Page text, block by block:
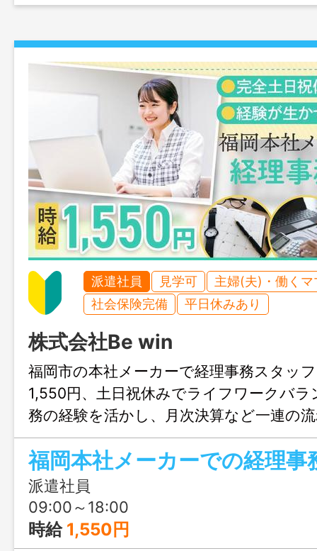
派遣社員 見学可
主婦(夫)・働くマ
社会保険完備
平日休みあり
株式会社Be win
福岡市の本社メーカーで経理事務スタッ
1,550円、土日祝休みでライフワークバ
務の経験を活かし、月次決算など一連の
ができます。お問合せのみも大歓迎、ま
岡までお気軽にご連絡ください。
福岡本社メーカーでの経理事
派遣社員
09:00～18:00
時給 1,550円